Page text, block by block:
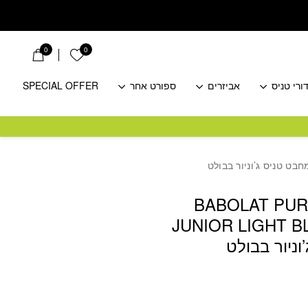
0 הרשימה שלי
0
טניס אביזרים ספורט אחר
SPECIAL OFFER
BABOLAT
JUNIOR LIGHT
בבולט